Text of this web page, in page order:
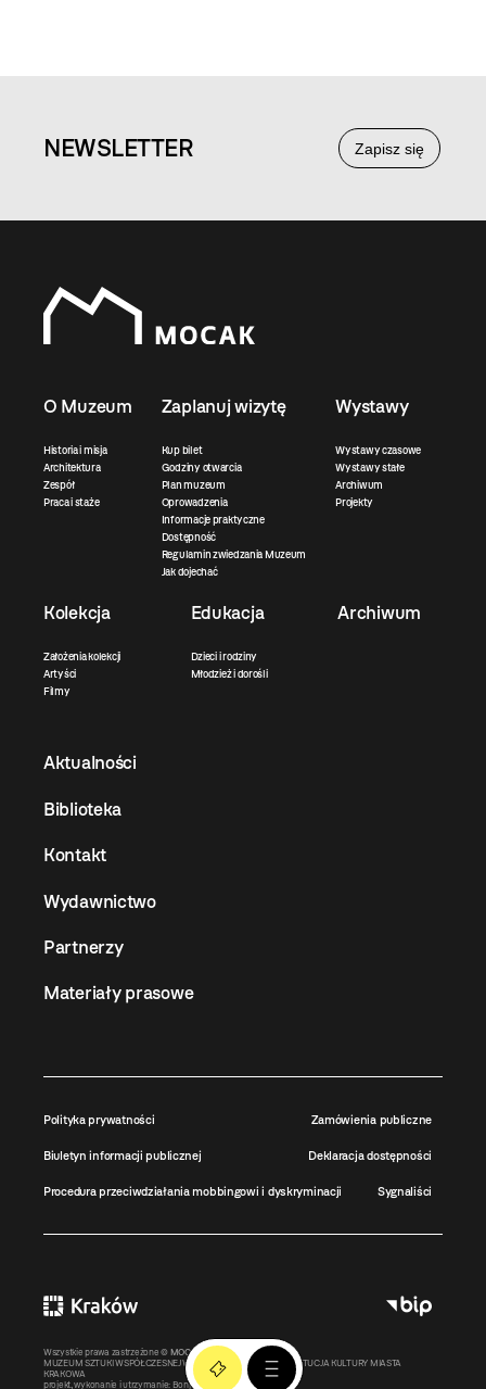
Zapisz się
NEWSLETTER
O Muzeum
Historia i misja
Architektura
Zespół
Praca i staże
Zaplanuj wizytę
Kup bilet
Godziny otwarcia
Plan muzeum
Oprowadzenia
Informacje praktyczne
Dostępność
Regulamin zwiedzania Muzeum
Jak dojechać
Wystawy
Wystawy czasowe
Wystawy stałe
Archiwum
Projekty
Kolekcja
Założenia kolekcji
Artyści
Filmy
Edukacja
Dzieci i rodziny
Młodzież i dorośli
Archiwum
Aktualności
Biblioteka
Kontakt
Wydawnictwo
Partnerzy
Materiały prasowe
Polityka prywatności Zamówienia publiczne
Biuletyn informacji publicznej Deklaracja dostępności
Procedura przeciwdziałania mobbingowi i dyskryminacji Sygnaliści
Wszystkie prawa zastrzeżone © MOCAK2011-2026
MUZEUM SZTUKI WSPÓŁCZESNEJ W KRAKOWIE MOCAK – INSTYTUCJA KULTURY MIASTA
KRAKOWA
projekt, wykonanie i utrzymanie: Bonjour.pl